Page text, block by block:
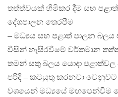
තත්ත්වයක් හිමිකර දීම සහ
දේශපාලන තෙරපීම
– මධ්‍යය සහ පළාත් පාලන
විසින් හැසිරවීමේ වර්තමාන
තමන් සතු බලය යොදා පළාත්වල
පරිදි – කටයුතු කරනවා වෙනුවට
වශයෙන් මධ්‍යයේ මඟපෙන්වීම